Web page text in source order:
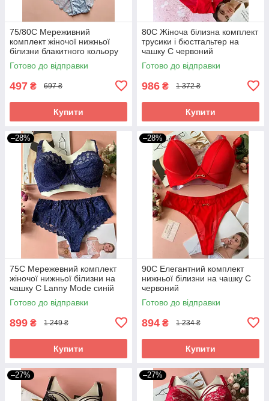
75/80С Мереживний
комплект жіночої нижньої
білизни блакитного кольору
Готово до відправки
497 ₴ 697 ₴
Купити
80С Жіноча білизна комплект
трусики і бюстгальтер на
чашку C червоний
Готово до відправки
986 ₴ 1 372 ₴
Купити
–28%
75С Мережевний комплект
жіночої нижньої білизни на
чашку С Lanny Mode синій
Готово до відправки
899 ₴ 1 249 ₴
Купити
–28%
90C Елегантний комплект
нижньої білизни на чашку C
червоний
Готово до відправки
894 ₴ 1 234 ₴
Купити
–27% –27%